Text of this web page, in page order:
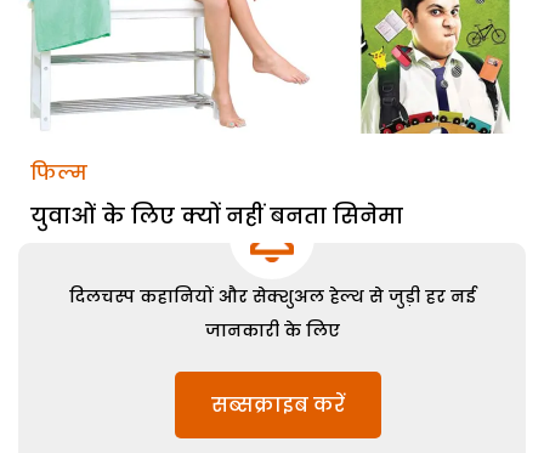
फिल्म
युवाओं के लिए क्यों नहीं बनता सिनेमा
दिलचस्प कहानियों और सेक्शुअल हेल्थ से जुड़ी हर नई
जानकारी के लिए
सब्सक्राइब करें